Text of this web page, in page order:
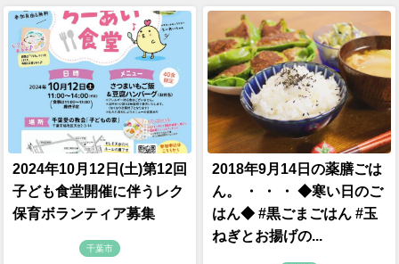
2024年10月12日(土)第12回
子ども食堂開催に伴うレク
保育ボランティア募集
千葉市
2018年9月14日の薬膳ごは
ん。 ・ ・ ・ ◆寒い日のご
はん◆ #黒ごまごはん #玉
ねぎとお揚げの...